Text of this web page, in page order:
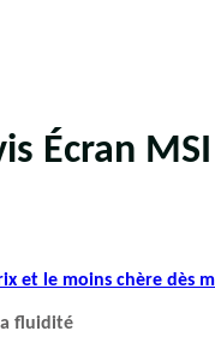
Écran
et le moins chère dès
fluidité